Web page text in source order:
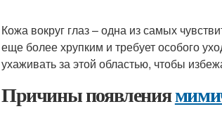
Кожа вокруг глаз – одна из самых
еще более хрупким и требует особого
ухаживать за этой областью, чтобы
Причины появления